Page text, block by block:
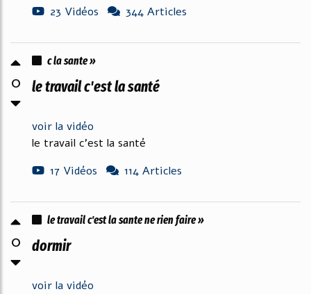
23 Vidéos
344 Articles
0
c la sante »
le travail c'est la santé
voir la vidéo
le travail c'est la santé
17 Vidéos
114 Articles
0
le travail c'est la sante ne rien faire »
dormir
voir la vidéo